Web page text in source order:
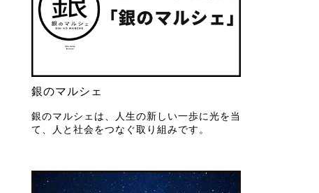
銀のマルシェ
銀のマルシェは、人生の新しい一歩に光を当
て、人と社会をつなぐ取り組みです。